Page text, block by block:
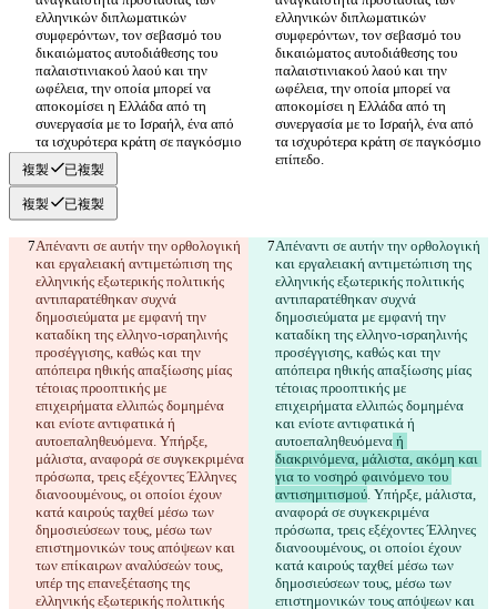
ελληνικών διπλωματικών
συμφερόντων, τον σεβασμό του
δικαιώματος αυτοδιάθεσης του
παλαιστινιακού λαού και την
ωφέλεια, την οποία μπορεί να
αποκομίσει η Ελλάδα από τη
συνεργασία με το Ισραήλ, ένα από
τα ισχυρότερα κράτη σε παγκόσμιο
ελληνικών διπλωματικών
συμφερόντων, τον σεβασμό του
δικαιώματος αυτοδιάθεσης του
παλαιστινιακού λαού και την
ωφέλεια, την οποία μπορεί να
αποκομίσει η Ελλάδα από τη
συνεργασία με το Ισραήλ, ένα από
τα ισχυρότερα κράτη σε παγκόσμιο
複製 已複製
複製 已複製
Απέναντι σε αυτήν την ορθολογική
και εργαλειακή αντιμετώπιση της
ελληνικής εξωτερικής πολιτικής
αντιπαρατέθηκαν συχνά
δημοσιεύματα με εμφανή την
καταδίκη της ελληνο-ισραηλινής
προσέγγισης, καθώς και την
απόπειρα ηθικής απαξίωσης μίας
τέτοιας προοπτικής με
επιχειρήματα ελλιπώς δομημένα
και ενίοτε αντιφατικά ή
αυτοεπαληθευόμενα. Υπήρξε,
μάλιστα, αναφορά σε συγκεκριμένα
πρόσωπα, τρεις εξέχοντες Έλληνες
διανοουμένους, οι οποίοι έχουν
κατά καιρούς ταχθεί μέσω των
δημοσιεύσεων τους, μέσω των
επιστημονικών τους απόψεων και
των επίκαιρων αναλύσεών τους,
υπέρ της επανεξέτασης της
ελληνικής εξωτερικής πολιτικής
Απέναντι σε αυτήν την ορθολογική
και εργαλειακή αντιμετώπιση της
ελληνικής εξωτερικής πολιτικής
αντιπαρατέθηκαν συχνά
δημοσιεύματα με εμφανή την
καταδίκη της ελληνο-ισραηλινής
προσέγγισης, καθώς και την
απόπειρα ηθικής απαξίωσης μίας
τέτοιας προοπτικής με
επιχειρήματα ελλιπώς δομημένα
και ενίοτε αντιφατικά ή
αυτοεπαληθευόμενα ή
διακρινόμενα, μάλιστα, ακόμη και
για το νοσηρό φαινόμενο του
αντισημιτισμού. Υπήρξε, μάλιστα,
αναφορά σε συγκεκριμένα
πρόσωπα, τρεις εξέχοντες Έλληνες
διανοουμένους, οι οποίοι έχουν
κατά καιρούς ταχθεί μέσω των
δημοσιεύσεων τους, μέσω των
επιστημονικών τους απόψεων και